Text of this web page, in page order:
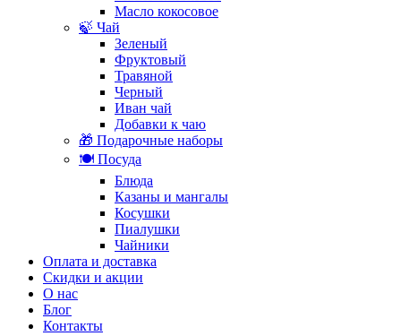
Масло кокосовое
🍃 Чай
Зеленый
Фруктовый
Травяной
Черный
Иван чай
Добавки к чаю
🎁 Подарочные наборы
🍽️ Посуда
Блюда
Казаны и мангалы
Косушки
Пиалушки
Чайники
Оплата и доставка
Скидки и акции
О нас
Блог
Контакты